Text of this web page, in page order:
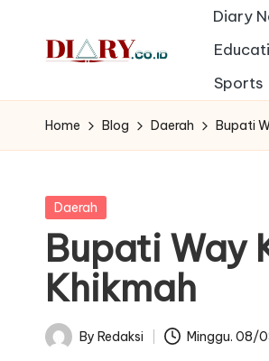
contentD
i
r
y
Diary
Sports
Home Blog Daerah Bupati
Posted
Daerah
Bupati Way
Khikmah
Posted
By Redaksi Minggu. 08/